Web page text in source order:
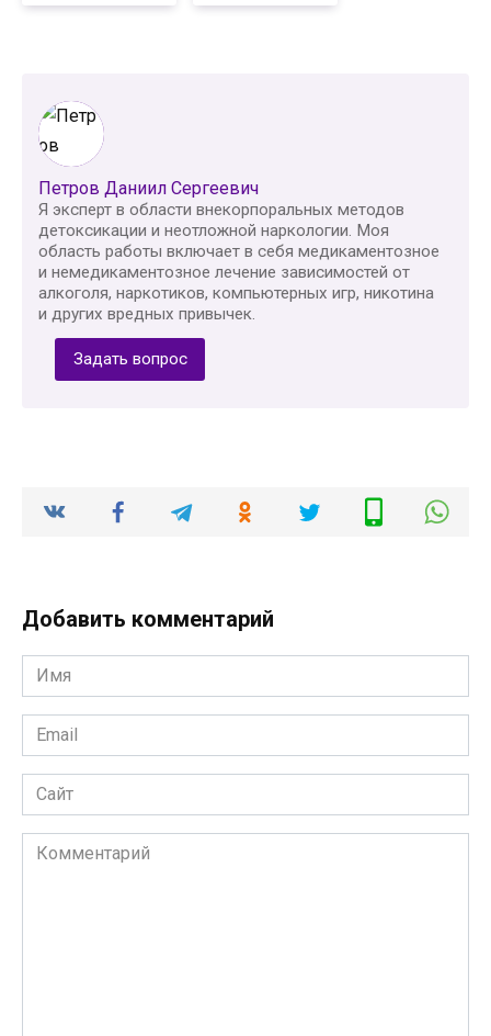
Петров Даниил Сергеевич
Я эксперт в области внекорпоральных методов
детоксикации и неотложной наркологии. Моя
область работы включает в себя медикаментозное
и немедикаментозное лечение зависимостей от
алкоголя, наркотиков, компьютерных игр, никотина
и других вредных привычек.
Задать вопрос
Добавить комментарий
Имя
*
Email
*
Сайт
Комментарий